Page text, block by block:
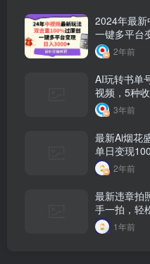
2024年最新
一键多平台
2年前
AI玩转书单
视频，5种
3年前
最新Ai烟花
单日变现
2年前
最新违章拍
手一拍，轻
1年前